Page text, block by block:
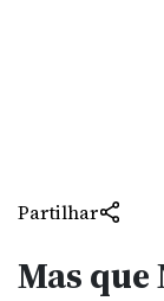
Partilhar
Mas que